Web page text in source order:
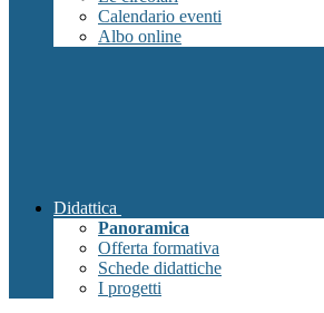
Calendario eventi
Albo online
Didattica
Panoramica
Offerta formativa
Schede didattiche
I progetti